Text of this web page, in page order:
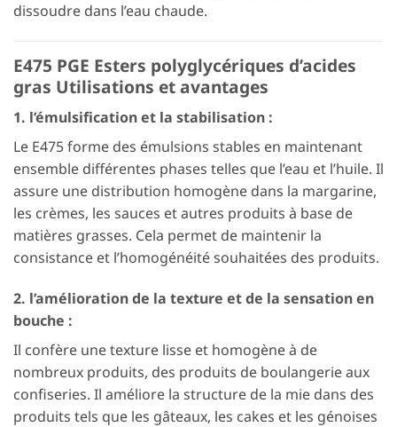
dissoudre dans l’eau chaude.
E475 PGE Esters polyglycériques d’acides
gras Utilisations et avantages
1. l’émulsification et la stabilisation :
Le E475 forme des émulsions stables en maintenant
ensemble différentes phases telles que l’eau et l’huile. Il
assure une distribution homogène dans la margarine,
les crèmes, les sauces et autres produits à base de
matières grasses. Cela permet de maintenir la
consistance et l’homogénéité souhaitées des produits.
2. l’amélioration de la texture et de la sensation en
bouche :
Il confère une texture lisse et homogène à de
nombreux produits, des produits de boulangerie aux
confiseries. Il améliore la structure de la mie dans des
produits tels que les gâteaux, les cakes et les génoises